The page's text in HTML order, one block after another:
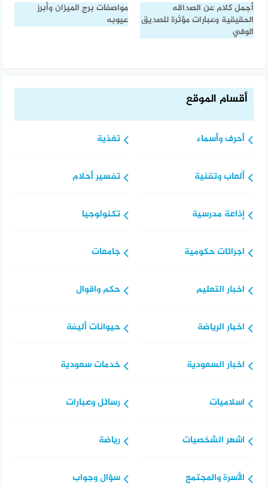
أجمل كلام عن الصداقه
الحقيقية وعبارات مؤثرة للصديق
الوفي
مواصفات برج الميزان وأبرز
عيوبه
أقسام الموقع
أحرف وأسماء
ألعاب وتقنية
إذاعة مدرسية
اجرائات حكومية
اخبار التعليم
اخبار الرياضة
اخبار السعودية
اسلاميات
اشهر الشخصيات
الأسرة والمجتمع
تغذية
تفسير أحلام
تكنولوجيا
جامعات
حكم واقوال
حيوانات أليفة
خدمات سعودية
رسائل وعبارات
رياضة
سؤال وجواب